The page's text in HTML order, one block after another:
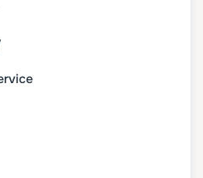
первое круизное судно
значительные изменения.
балконом. Уникальные
позволяют экономно
и обеспечивают кораблю
ЭКО-. Также большое
Основные